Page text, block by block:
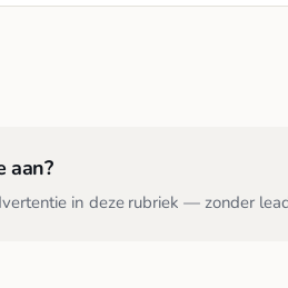
aan?
in deze rubriek — zonder